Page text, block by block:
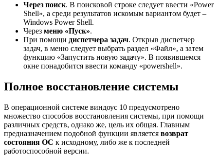
Через поиск. В поисковой строке следует ввести «Power
Shell», а среди результатов искомым вариантом будет –
Windows Power Shell.
Через меню «Пуск».
При помощи диспетчера задач. Открыв диспетчер
задач, в меню следует выбрать раздел «Файл», а затем
функцию «Запустить новую задачу». В появившемся
окне понадобится ввести команду «powershell».
Полное восстановление системы
В операционной системе виндоус 10 предусмотрено
множество способов восстановления системы, при помощи
различных средств, однако же, цель их общая. Главным
предназначением подобной функции является возврат
состояния ОС к исходному, либо же к последней
работоспособной версии.